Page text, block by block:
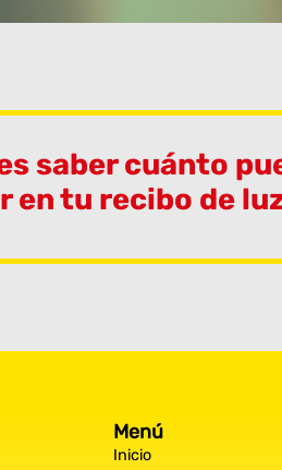
saber cuánto
en tu recibo de
Menú
Inicio